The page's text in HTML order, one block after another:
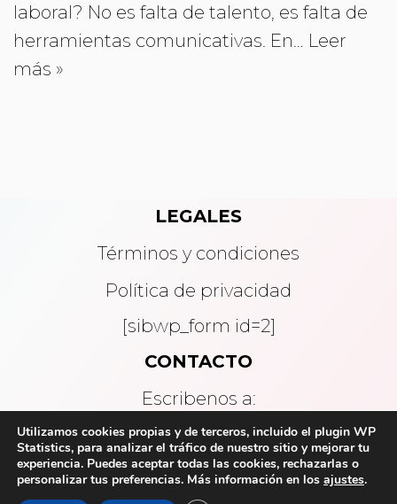
laboral? No es falta de talento, es falta de
herramientas comunicativas. En… Leer
más »
LEGALES
Términos y condiciones
Política de privacidad
[sibwp_form id=2]
CONTACTO
Escribenos a:
contacto@enprosa.com
© En Prosa Podcast | Todos los derechos
Utilizamos cookies propias y de terceros, incluido el plugin WP
Statistics, para analizar el tráfico de nuestro sitio y mejorar tu
experiencia. Puedes aceptar todas las cookies, rechazarlas o
personalizar tus preferencias. Más información en los ajustes.